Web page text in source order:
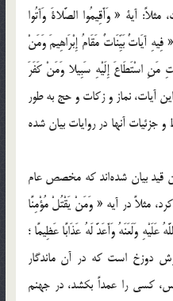
آية « وَأَقِيمُوا الصَّلاةَ وَآتُوا
مَعَ الرَّاكِعِينَ » [1] و آية: « فِيهِ آيَاتٌ بَيِّنَاتٌ مَقَامُ إِبْرَاهِيمَ وَمَنْ
مَنِ اسْتَطَاعَ إِلَيْهِ سَبِيلا وَمَنْ كَفَرَ
الْعَالَمِينَ » [2] كه در اين آيات، نماز و زكات و حج به طور
جزئيات آنها در روايات بيان شده
قيد بيان شده‌اند كه مخصص عام
مثلاً‌ در آيه « وَمَنْ يَقْتُلْ مُؤْمِنًا
عَلَيْهِ وَلَعَنَهُ وَأَعَدَّ لَهُ عَذَابًا عَظِيمًا ؛
دوزخ است كه در آن ماندگار
كسي را عمداً ‌بكشد، در جهنم